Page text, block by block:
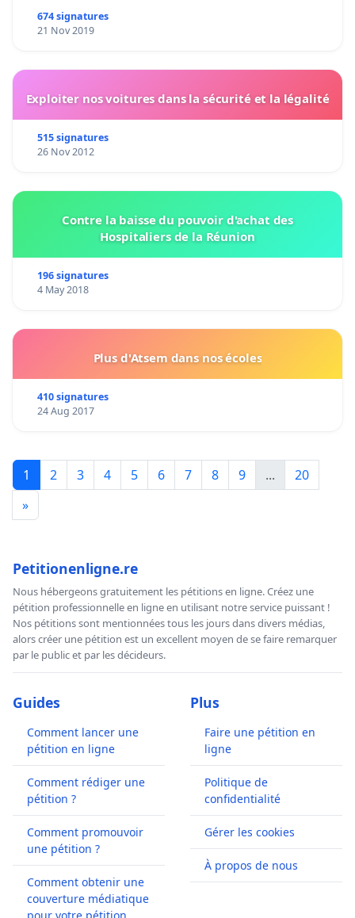
674 signatures
21 Nov 2019
Exploiter nos voitures dans la sécurité et la légalité
515 signatures
26 Nov 2012
Contre la baisse du pouvoir d'achat des
Hospitaliers de la Réunion
196 signatures
4 May 2018
Plus d'Atsem dans nos écoles
410 signatures
24 Aug 2017
1 2 3 4 5 6 7 8 9 ...
20
»
Petitionenligne.re
Nous hébergeons gratuitement les pétitions en ligne. Créez une
pétition professionnelle en ligne en utilisant notre service puissant !
Nos pétitions sont mentionnées tous les jours dans divers médias,
alors créer une pétition est un excellent moyen de se faire remarquer
par le public et par les décideurs.
Guides
Comment lancer une
pétition en ligne
Comment rédiger une
pétition ?
Comment promouvoir
une pétition ?
Comment obtenir une
couverture médiatique
Plus
Faire une pétition en
ligne
Politique de
confidentialité
Gérer les cookies
À propos de nous